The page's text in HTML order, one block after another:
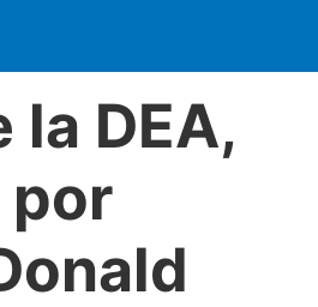
la DEA,
por